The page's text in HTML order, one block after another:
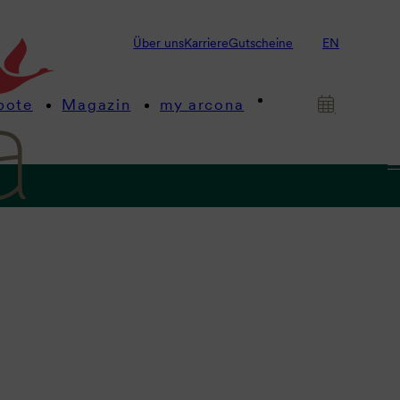
Über unsKarriereGutscheine EN
Magazin my arcona